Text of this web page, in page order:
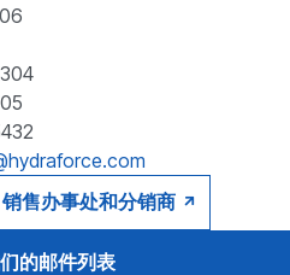
销售办事处和分销商
的邮件列表